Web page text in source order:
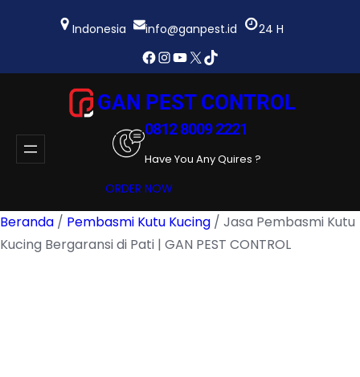
Indonesia info@ganpest.id 24 H
Facebook
Instagram
YouTube
X TikTok
GAN PEST CONTROL
0812 8009 2221
Have You Any Quires ?
ORDER NOW
Beranda / Pembasmi Kutu Kucing / Jasa Pembasmi Kutu
Kucing Bergaransi di Pati | GAN PEST CONTROL